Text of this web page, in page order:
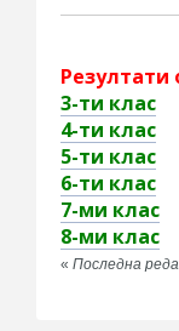
Резултати
3-ти клас
4-ти клас
5-ти клас
6-ти клас
7-ми клас
8-ми клас
« Последна